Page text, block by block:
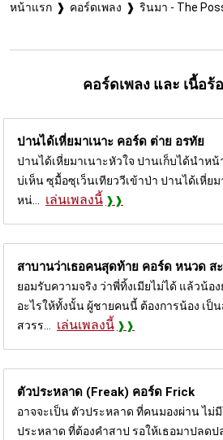
หน้าแรก คอร์ดเพลง รินมา - The
คอร์ดเพลง และ เนื้อร้
ปานได้เหี่ยมาเนาะ คอร์ด ต่าย อรทัย
ปานได้เหี่ยมาเนาะหัวใจ ปานเก็บได้นำหน้
บ่เห็น ซุมื้อซุเว็นเทียววีเข้าป่า ปานได้เหี่ย
หน่...
เล่นเพลงนี้
สาบานว่าเธอคนสุดท้าย คอร์ด หนวด ส
ยอมรับความจริง ว่าพี่ทิ้งเมียไม่ได้ แล้วน้อ
อะไรให้ทั้งนั้น ผู้ชายคนนี้ ต้องการน้อง เ
สวรร...
เล่นเพลงนี้
ตัวประหลาด (Freak) คอร์ด Frick
อาจจะเป็น ตัวประหลาด ที่คนมองผ่าน ไม่
ประหลาด ที่ต้องคำสาป รอให้เธอมาปลด